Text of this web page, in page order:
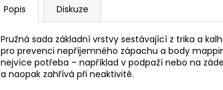
Popis Diskuze
Pružná sada základní vrstvy sestávající z trika a
pro prevenci nepříjemného zápachu a body
nejvíce potřeba – například v podpaží nebo na
a naopak zahřívá při neaktivitě.